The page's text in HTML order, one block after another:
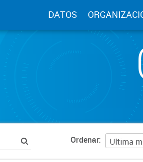
DATOS
Ordenar